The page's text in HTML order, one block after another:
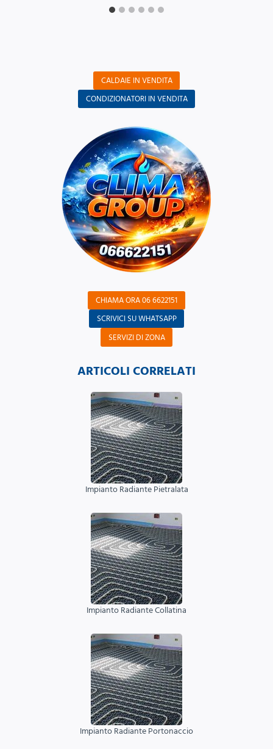
CALDAIE IN VENDITA
CONDIZIONATORI IN VENDITA
CHIAMA ORA 06 6622151
SCRIVICI SU WHATSAPP
SERVIZI DI ZONA
ARTICOLI CORRELATI
Impianto Radiante Pietralata
Impianto Radiante Collatina
Impianto Radiante Portonaccio